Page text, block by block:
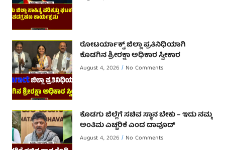
ರೋಟರ್ಯಾಕ್ಟ್ ಜಿಲ್ಲಾ ಪ್ರತಿನಿಧಿಯಾಗಿ
ಕೊಡಗಿನ ಶ್ರೀರಕ್ಷಾ ಅಧಿಕಾರ ಸ್ವೀಕಾರ
August 4, 2026 No Comments
ಕೊಡಗು ಜಿಲ್ಲೆಗೆ ಸಚಿವ ಸ್ಥಾನ ಬೇಕು – ಇದು ನಮ್ಮ
ಅಂತಿಮ ಎಚ್ಚರಿಕೆ ಎಂದ ದಾವೂದ್ ‌
August 4, 2026 No Comments